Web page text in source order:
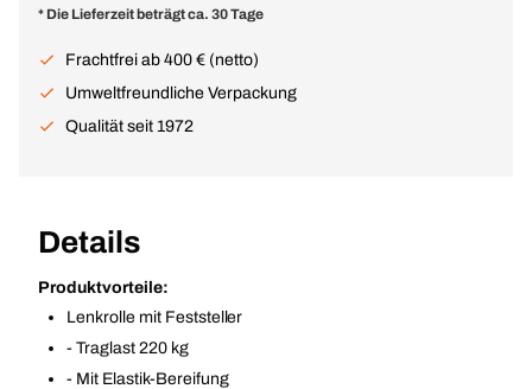
* Die Lieferzeit beträgt ca. 30 Tage
Frachtfrei ab 400 € (netto)
Umweltfreundliche Verpackung
Qualität seit 1972
Details
Produktvorteile:
Lenkrolle mit Feststeller
- Traglast 220 kg
- Mit Elastik-Bereifung